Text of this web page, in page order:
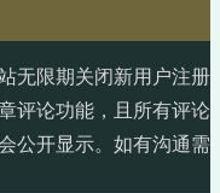
无限期关闭新用户注册
评论功能，且所有评论
公开显示。如有沟通需